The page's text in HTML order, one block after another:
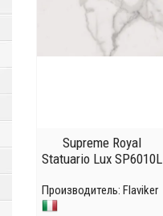
Supreme Royal
Statuario Lux SP6010L
Производитель: Flaviker